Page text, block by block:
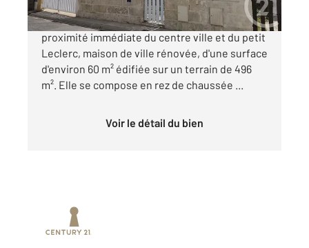
EN EXCLUSIVITE, SAINTES RIVE DROITE à
proximité immédiate du centre ville et du petit
Leclerc, maison de ville rénovée, d'une surface
d'environ 60 m² édifiée sur un terrain de 496
m². Elle se compose en rez de chaussée ...
Voir le détail du bien